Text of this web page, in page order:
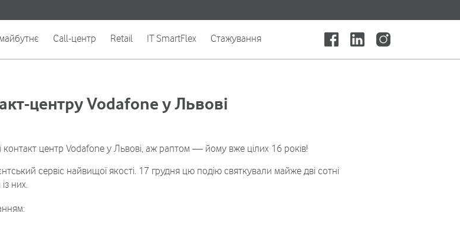
Call-центр Retail IT SmartFlex Стажування
центру Vodafone у Львові
центр Vodafone у Львові, аж раптом — йому вже цілих 16 років!
сервіс найвищої якості. 17 грудня цю подію святкували майже дві сотні
них.